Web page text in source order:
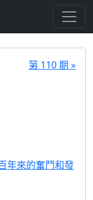
第 110 期 »
年來的奮鬥和發